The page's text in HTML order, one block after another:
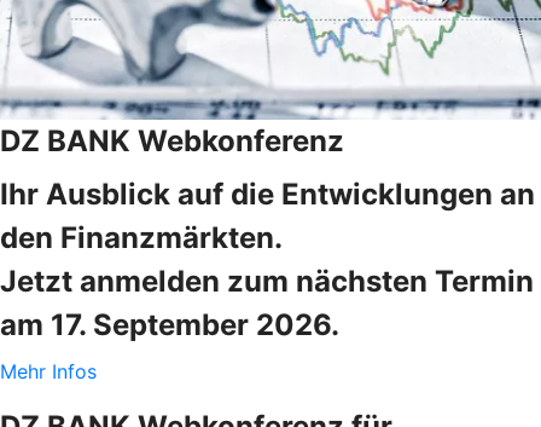
DZ BANK Webkonferenz
Ihr Ausblick auf die Entwicklungen an
den Finanzmärkten.
Jetzt anmelden zum nächsten Termin
am 17. September 2026.
Mehr Infos